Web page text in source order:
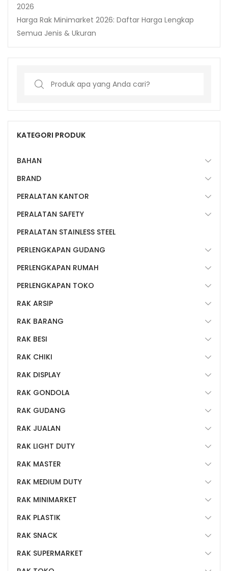
2026
Harga Rak Minimarket 2026: Daftar Harga Lengkap
Semua Jenis & Ukuran
Search
KATEGORI PRODUK
BAHAN
BRAND
PERALATAN KANTOR
PERALATAN SAFETY
PERALATAN STAINLESS STEEL
PERLENGKAPAN GUDANG
PERLENGKAPAN RUMAH
PERLENGKAPAN TOKO
RAK ARSIP
RAK BARANG
RAK BESI
RAK CHIKI
RAK DISPLAY
RAK GONDOLA
RAK GUDANG
RAK JUALAN
RAK LIGHT DUTY
RAK MASTER
RAK MEDIUM DUTY
RAK MINIMARKET
RAK PLASTIK
RAK SNACK
RAK SUPERMARKET